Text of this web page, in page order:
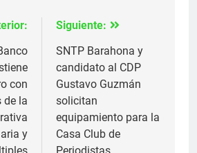
con
de la
y
Siguiente:
SNTP Barahona y
candidato al CDP
Gustavo Guzmán
solicitan
equipamiento para la
Casa Club de
Periodistas